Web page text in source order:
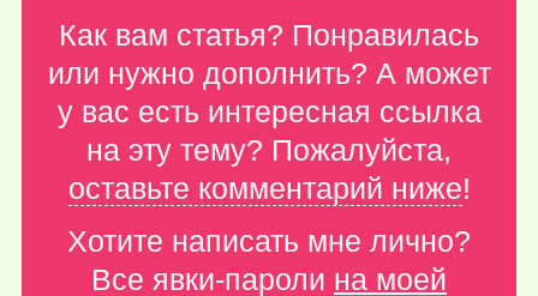
Как вам статья? Понравилась
или нужно дополнить? А может
у вас есть интересная ссылка
на эту тему? Пожалуйста,
оставьте комментарий ниже!
Хотите написать мне лично?
Все явки-пароли на моей